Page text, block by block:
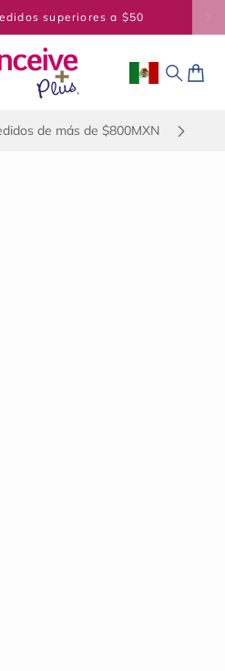
por más de $800MXN
Geolocation
Buscar
de más de $800MXN